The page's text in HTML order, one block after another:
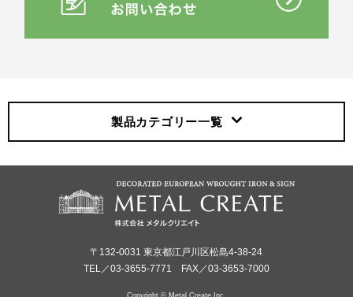
製品カテゴリー一覧
〒132-0031 東京都江戸川区松島4-38-24
TEL／03-3655-7771 FAX／03-3653-7000
Copyright © Metal Create Inc.